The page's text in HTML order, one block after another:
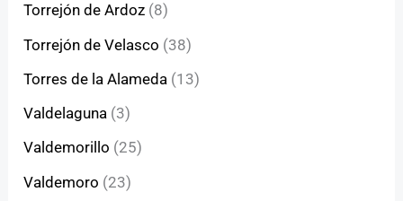
Torrejón de Ardoz (8)
Torrejón de Velasco (38)
Torres de la Alameda (13)
Valdelaguna (3)
Valdemorillo (25)
Valdemoro (23)